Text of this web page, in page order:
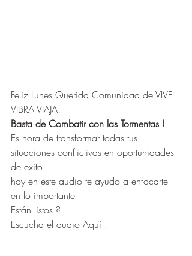
Feliz Lunes Querida Comunidad de VIVE
VIBRA VIAJA!
Basta de Combatir con las Tormentas !
Es hora de transformar todas tus
situaciones conflictivas en oportunidades
de exito.
hoy en este audio te ayudo a enfocarte
en lo importante
Están listos ? !
Escucha el audio Aquí :